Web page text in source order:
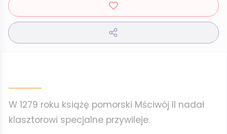
W 1279 roku książę pomorski Mściwój II nadał
klasztorowi specjalne przywileje.